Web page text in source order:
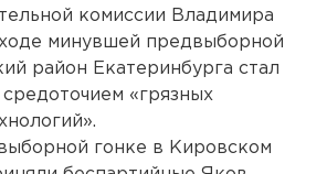
комиссии Владимира
минувшей предвыборной
район Екатеринбурга стал
«грязных
гонке в Кировском